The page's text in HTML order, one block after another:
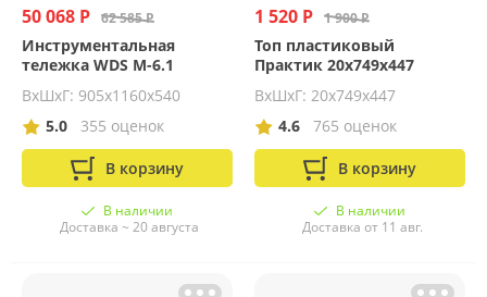
50 068 Р 62 585 Р
Инструментальная
тележка WDS M-6.1
ВхШхГ: 905х1160х540
5.0
355 оценок
В корзину
В наличии
Доставка ~ 20 августа
1 520 Р 1 900 Р
Топ пластиковый
Практик 20x749x447
ВхШхГ: 20x749x447
4.6
765 оценок
В корзину
В наличии
Доставка от 11 авг.